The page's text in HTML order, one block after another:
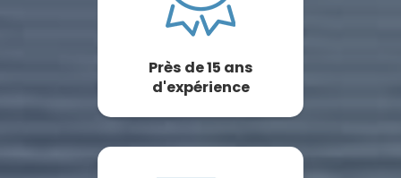
Près de 15 ans
d'expérience